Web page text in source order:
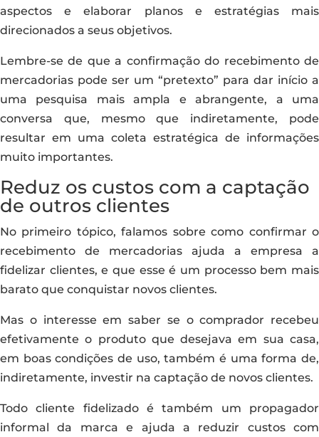
aspectos e elaborar planos e estratégias mais
direcionados a seus objetivos.
Lembre-se de que a confirmação do recebimento de
mercadorias pode ser um “pretexto” para dar início a
uma pesquisa mais ampla e abrangente, a uma
conversa que, mesmo que indiretamente, pode
resultar em uma coleta estratégica de informações
muito importantes.
Reduz os custos com a captação
de outros clientes
No primeiro tópico, falamos sobre como confirmar o
recebimento de mercadorias ajuda a empresa a
fidelizar clientes, e que esse é um processo bem mais
barato que conquistar novos clientes.
Mas o interesse em saber se o comprador recebeu
efetivamente o produto que desejava em sua casa,
em boas condições de uso, também é uma forma de,
indiretamente, investir na captação de novos clientes.
Todo cliente fidelizado é também um propagador
informal da marca e ajuda a reduzir custos com